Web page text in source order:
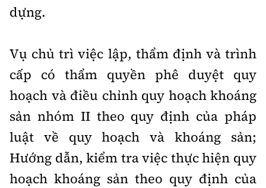
dựng.
Vụ chủ trì việc lập, thẩm định và trình
cấp có thẩm quyền phê duyệt quy
hoạch và điều chỉnh quy hoạch khoáng
sản nhóm II theo quy định của pháp
luật về quy hoạch và khoáng sản;
Hướng dẫn, kiểm tra việc thực hiện quy
hoạch khoáng sản theo quy định của